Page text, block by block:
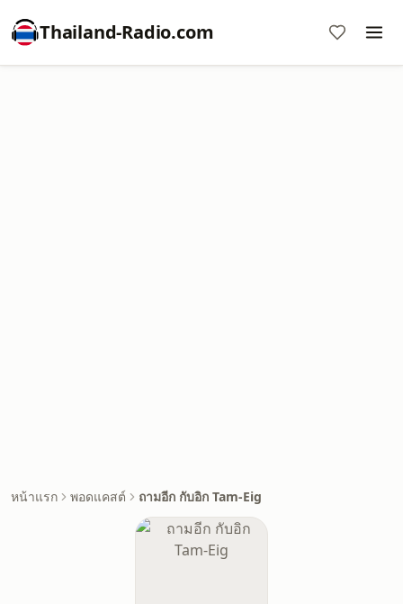
Thailand-Radio.com
หน้าแรก พอดแคสต์ ถามอีก กับอิก Tam-Eig